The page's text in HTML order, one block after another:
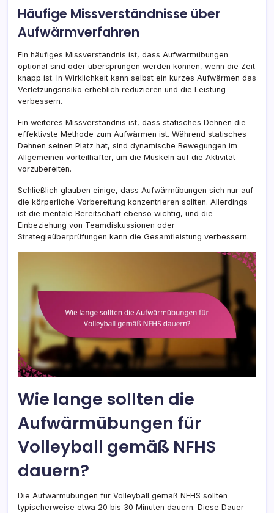
Häufige Missverständnisse über
Aufwärmverfahren
Ein häufiges Missverständnis ist, dass Aufwärmübungen
optional sind oder übersprungen werden können, wenn die Zeit
knapp ist. In Wirklichkeit kann selbst ein kurzes Aufwärmen das
Verletzungsrisiko erheblich reduzieren und die Leistung
verbessern.
Ein weiteres Missverständnis ist, dass statisches Dehnen die
effektivste Methode zum Aufwärmen ist. Während statisches
Dehnen seinen Platz hat, sind dynamische Bewegungen im
Allgemeinen vorteilhafter, um die Muskeln auf die Aktivität
vorzubereiten.
Schließlich glauben einige, dass Aufwärmübungen sich nur auf
die körperliche Vorbereitung konzentrieren sollten. Allerdings
ist die mentale Bereitschaft ebenso wichtig, und die
Einbeziehung von Teamdiskussionen oder
Strategieüberprüfungen kann die Gesamtleistung verbessern.
Wie lange sollten die
Aufwärmübungen für
Volleyball gemäß NFHS
dauern?
Die Aufwärmübungen für Volleyball gemäß NFHS sollten
typischerweise etwa 20 bis 30 Minuten dauern. Diese Dauer